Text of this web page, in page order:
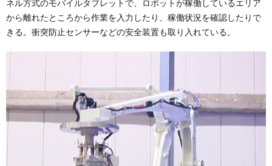
ネル方式のモバイルタブレットで、ロボットが稼働しているエリア
から離れたところから作業を入力したり、稼働状況を確認したりで
きる。衝突防止センサーなどの安全装置も取り入れている。